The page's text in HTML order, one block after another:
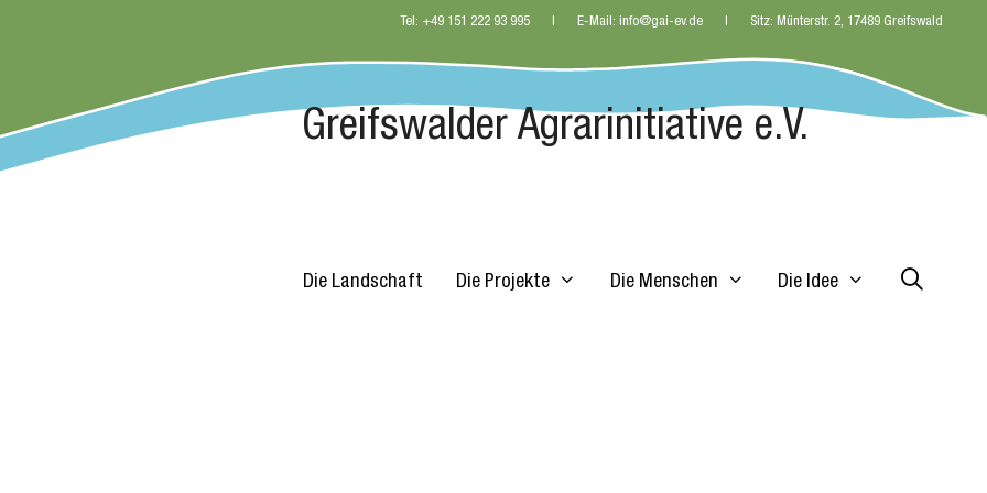
Tel: +49 151 222 93 995 E-Mail: info@gai-ev.de Sitz: Münterstr. 2, 17489 Greifswald
Greifswalder Agrarinitiative e.V.
Die Landschaft Die Projekte Die Menschen Die Idee